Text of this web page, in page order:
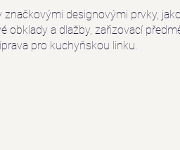
designovými prvky,
obklady a dlažby, zařizovací
pro kuchyňskou linku.